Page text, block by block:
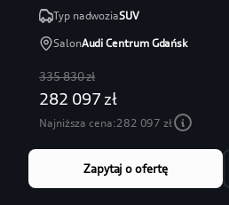
Typ nadwoziaSUV
SalonAudi Centrum Gdańsk
335 830 zł
282 097 zł
Najniższa cena:282 097 zł
Zapytaj o ofertę